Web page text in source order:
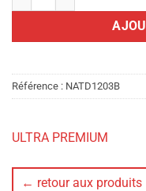
Référence : NATD1203B
ULTRA PREMIUM
← retour aux produits